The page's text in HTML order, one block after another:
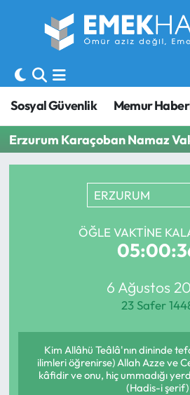
Sosyal Güvenlik Memur
Erzurum Karaçoban Namaz
ERZURUM
ÖĞLE VAKTINE
6 Ağustos
23 Safer
Kim Allâhü Teâlâ'nın dininde
ilimleri öğrenirse) Allah Azze ve
kâfidir ve onu, hiç ummadığı
(Hadis-i şerif)
Sosyal Güvenlik
Sendika
SORU-CEVAP
Araştırma-Rapor
Hava Durumu
Trafik Durumu
Süper Lig Puan Durumu ve
Son Dakika Haberleri
Haber Arşivi